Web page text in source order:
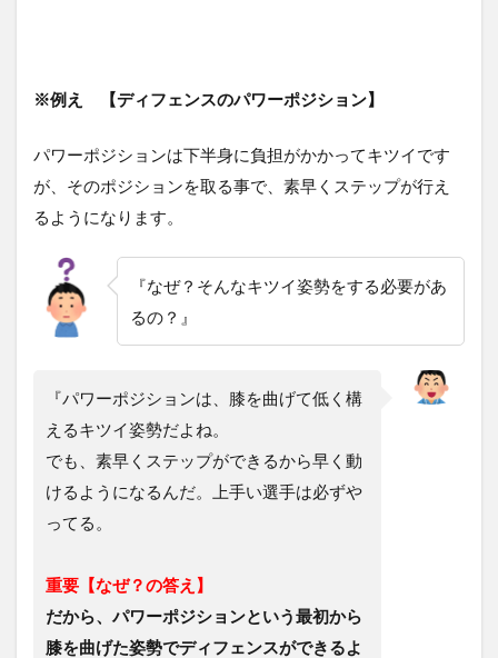
※例え 【ディフェンスのパワーポジション】
パワーポジションは下半身に負担がかかってキツイです
が、そのポジションを取る事で、素早くステップが行え
るようになります。
『なぜ？そんなキツイ姿勢をする必要があ
るの？』
『パワーポジションは、膝を曲げて低く構
えるキツイ姿勢だよね。
でも、素早くステップができるから早く動
けるようになるんだ。上手い選手は必ずや
ってる。
重要【なぜ？の答え】
だから、パワーポジションという最初から
膝を曲げた姿勢でディフェンスができるよ